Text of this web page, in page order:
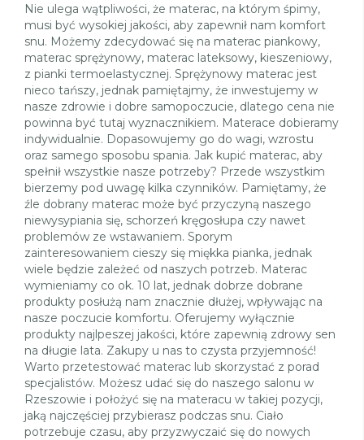
Nie ulega wątpliwości, że materac, na którym śpimy,
musi być wysokiej jakości, aby zapewnił nam komfort
snu. Możemy zdecydować się na materac piankowy,
materac sprężynowy, materac lateksowy, kieszeniowy,
z pianki termoelastycznej. Sprężynowy materac jest
nieco tańszy, jednak pamiętajmy, że inwestujemy w
nasze zdrowie i dobre samopoczucie, dlatego cena nie
powinna być tutaj wyznacznikiem. Materace dobieramy
indywidualnie. Dopasowujemy go do wagi, wzrostu
oraz samego sposobu spania. Jak kupić materac, aby
spełnił wszystkie nasze potrzeby? Przede wszystkim
bierzemy pod uwagę kilka czynników. Pamiętamy, że
źle dobrany materac może być przyczyną naszego
niewysypiania się, schorzeń kręgosłupa czy nawet
problemów ze wstawaniem. Sporym
zainteresowaniem cieszy się miękka pianka, jednak
wiele będzie zależeć od naszych potrzeb. Materac
wymieniamy co ok. 10 lat, jednak dobrze dobrane
produkty posłużą nam znacznie dłużej, wpływając na
nasze poczucie komfortu. Oferujemy wyłącznie
produkty najlpeszej jakości, które zapewnią zdrowy sen
na długie lata. Zakupy u nas to czysta przyjemność!
Warto przetestować materac lub skorzystać z porad
specjalistów. Możesz udać się do naszego salonu w
Rzeszowie i położyć się na materacu w takiej pozycji,
jaką najczęściej przybierasz podczas snu. Ciało
potrzebuje czasu, aby przyzwyczaić się do nowych